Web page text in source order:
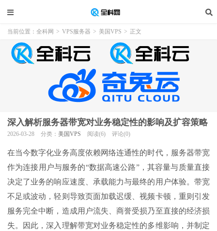
当前位置： 全科网 > VPS服务器 > 美国VPS > 正文
深入解析服务器带宽对业务稳定性的影响及扩容策略
2026-03-28 分类： 美国VPS 阅读(6) 评论(0)
在当今数字化业务高度依赖网络连通性的时代，服务器带宽
作为连接用户与服务的“数据高速公路”，其容量与质量直接
决定了业务的响应速度、承载能力与最终的用户体验。带宽
不足或波动，轻则导致页面加载迟缓、视频卡顿，重则引发
服务完全中断，造成用户流失、商誉受损乃至直接的经济损
失。因此，深入理解带宽对业务稳定性的多维影响，并制定